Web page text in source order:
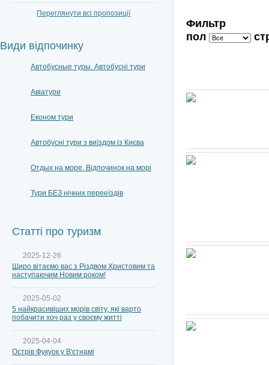
Фильтр
пол
Переглянути всі пропозиції
Види відпочинку
Автобусные туры. Автобусні тури
Авіатури
Економ тури
Автобусні тури з виїздом із Києва
Отдых на море. Відпочинок на морі
Тури БЕЗ нічних перееїздів
Статті про туризм
2025-12-26
Щиро вітаємо вас з Різдвом Христовим та
наступаючим Новим роком!
2025-05-02
5 найкрасивіших морів світу, які варто
побачити хоч раз у своєму житті
2025-04-04
Острів Фукуок у В'єтнамі